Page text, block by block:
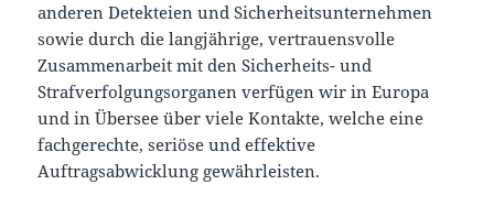
anderen Detekteien und Sicherheitsunternehmen
sowie durch die langjährige, vertrauensvolle
Zusammenarbeit mit den Sicherheits- und
Strafverfolgungsorganen verfügen wir in Europa
und in Übersee über viele Kontakte, welche eine
fachgerechte, seriöse und effektive
Auftragsabwicklung gewährleisten.